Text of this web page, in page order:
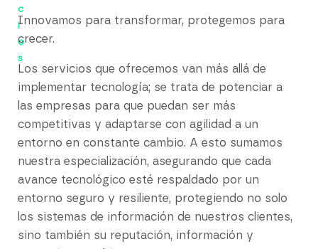
c
i
o
s
Innovamos para transformar, protegemos para
crecer.
Los servicios que ofrecemos van más allá de
implementar tecnología; se trata de potenciar a
las empresas para que puedan ser más
competitivas y adaptarse con agilidad a un
entorno en constante cambio. A esto sumamos
nuestra especialización, asegurando que cada
avance tecnológico esté respaldado por un
entorno seguro y resiliente, protegiendo no solo
los sistemas de información de nuestros clientes,
sino también su reputación, información y